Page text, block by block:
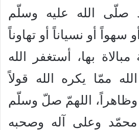
صلّى الله عليه وسلّم
سهواً أو نسياناً أو تهاوناً
بها، أستغفر الله
ممّا يكره الله قولاً
وظاهراً، اللهمّ صلّ وسلّم
وعلى آله وصحبه